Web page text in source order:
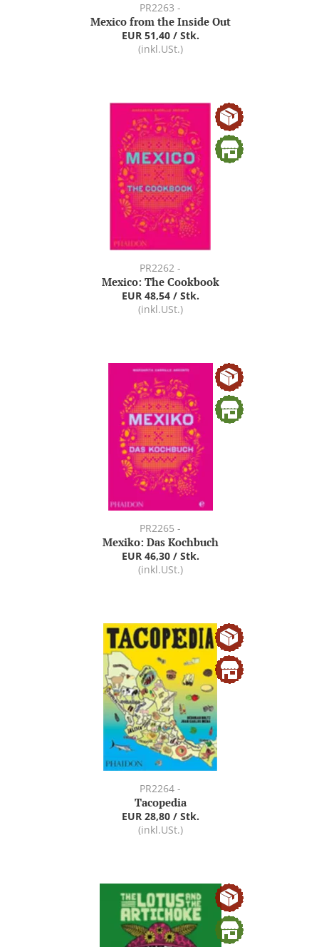
PR2263 -
Mexico from the Inside Out
EUR 51,40 / Stk.
(inkl.USt.)
PR2262 -
Mexico: The Cookbook
EUR 48,54 / Stk.
(inkl.USt.)
PR2265 -
Mexiko: Das Kochbuch
EUR 46,30 / Stk.
(inkl.USt.)
PR2264 -
Tacopedia
EUR 28,80 / Stk.
(inkl.USt.)